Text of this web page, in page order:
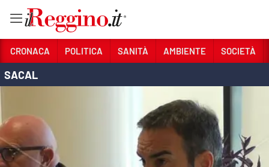
Sezioni
POLITICA
SANITÀ
CRONACA POLITICA SANITÀ AMBIENTE SOCIETÀ
SACAL